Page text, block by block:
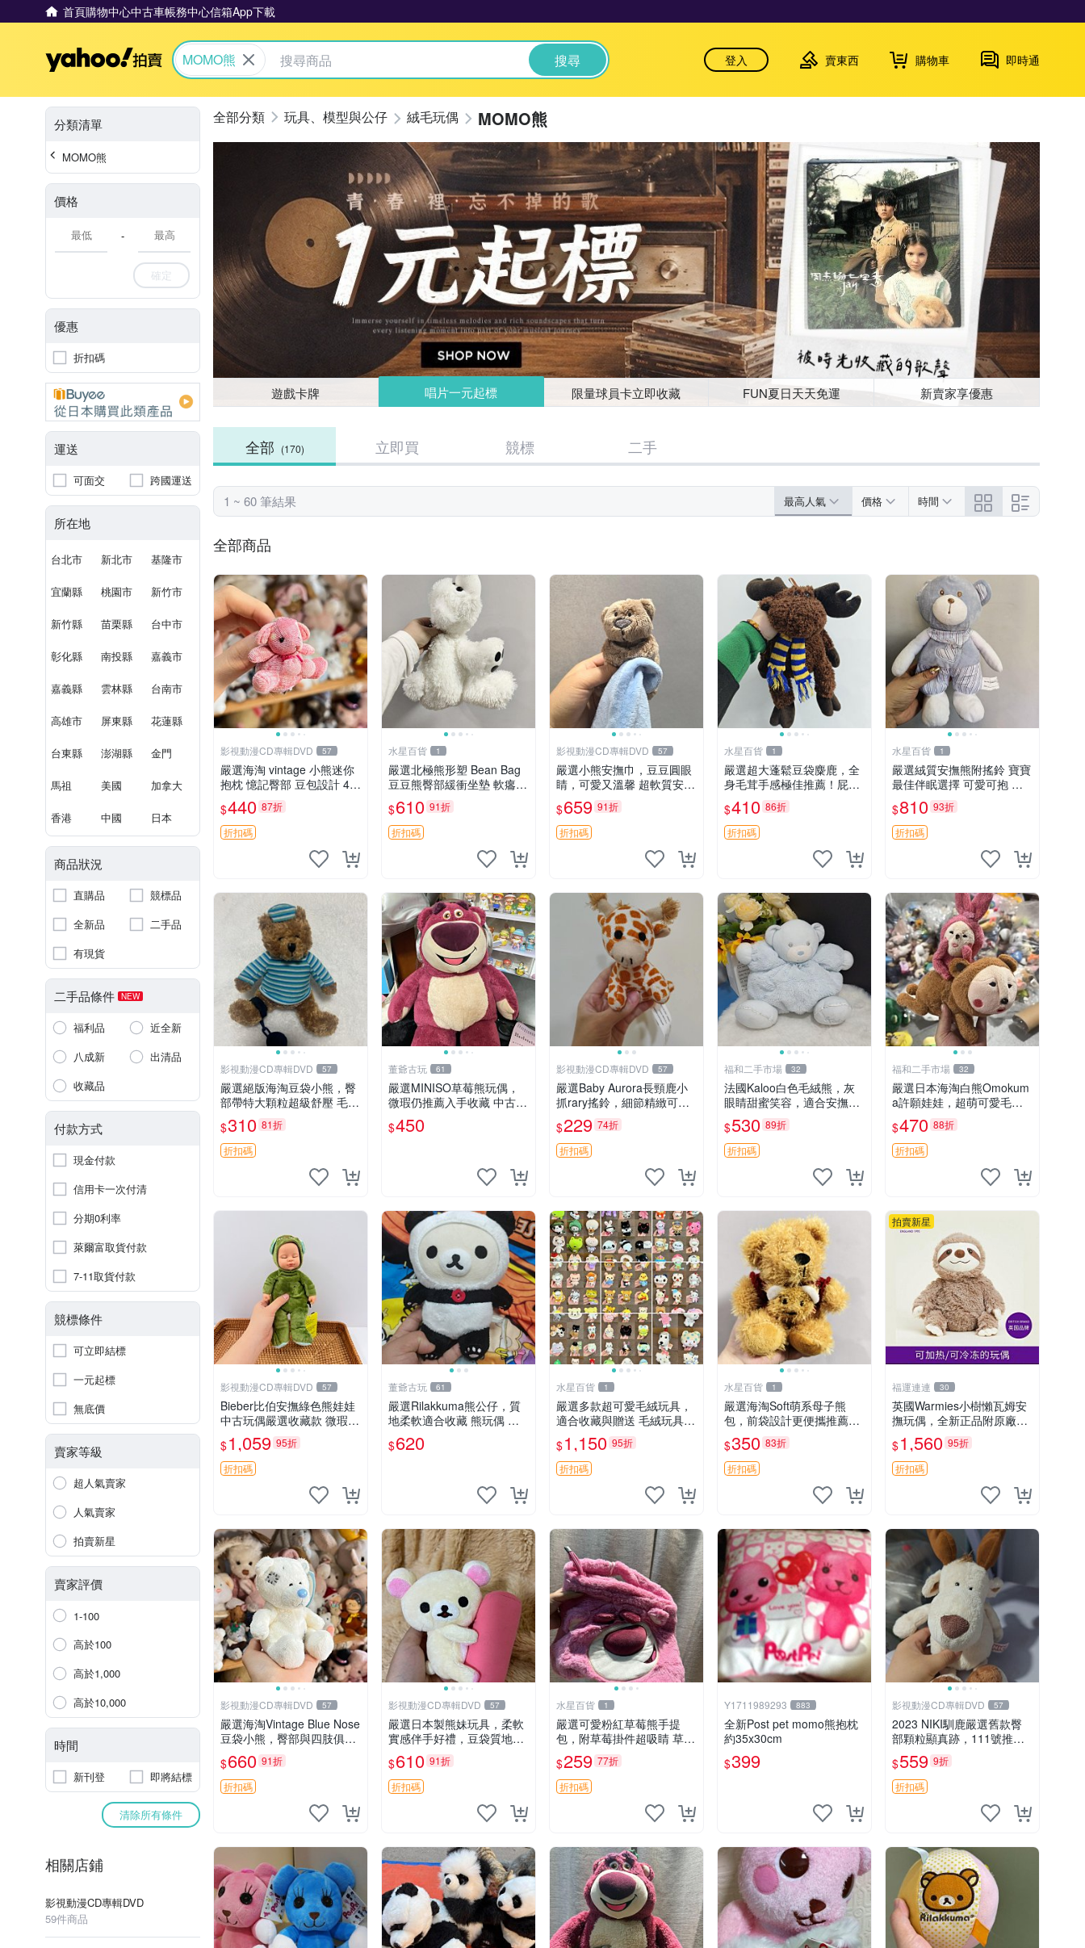
首頁購物中心中古車帳務中心信箱App下載
Yahoo拍賣
MOMO熊 搜尋 登入 賣東西 購物車 即時通
分類清單
MOMO熊
價格
-
確定
優惠
折扣碼
運送
可面交 跨國運送
所在地
台北市 新北市 基隆市
宜蘭縣 桃園市 新竹市
新竹縣 苗栗縣 台中市
彰化縣 南投縣 嘉義市
嘉義縣 雲林縣 台南市
高雄市 屏東縣 花蓮縣
台東縣 澎湖縣 金門
馬祖 美國 加拿大
香港 中國 日本
商品狀況
直購品
競標品
全新品
二手品
有現貨
二手品條件 NEW
福利品
近全新
八成新
出清品
收藏品
付款方式
現金付款
信用卡一次付清
分期0利率
萊爾富取貨付款
7-11取貨付款
競標條件
可立即結標
一元起標
無底價
賣家等級
超人氣賣家
人氣賣家
拍賣新星
賣家評價
1-100
高於100
高於1,000
高於10,000
時間
新刊登 即將結標
清除所有條件
相關店鋪
影視動漫CD專輯DVD
59件商品
玩具、模型與公仔 絨毛玩偶 MOMO熊
遊戲卡牌 唱片一元起標 限量球員卡立即收藏 FUN夏日天天免運 新賣家享優惠
全部 (170) 立即買 競標 二手
1 ~ 60 筆結果 最高人氣 價格 時間
全部商品
影視動漫CD專輯DVD 57
嚴選海淘 vintage 小熊迷你
抱枕 憶記臀部 豆包設計 4c
m 高 推薦收藏 迷你豆包小
熊、高臀部、豆袋抱枕
$440 87折
折扣碼
水星百貨 1
嚴選北極熊形塑 Bean Bag
豆豆熊臀部緩衝坐墊 軟癟癟
舒壓設計 保暖又實用 適合
久坐放松 推薦居家使用 RU
SS系列 豆豆熊屁屁坐墊 3D
顆粒結構
$610 91折
折扣碼
影視動漫CD專輯DVD 57
嚴選小熊安撫巾，豆豆圓眼
睛，可愛又溫馨 超軟質安撫
巾，豆豆設計，哄睡好幫手
約克豆豆眼安撫巾 數碼豆豆
眼
$659 91折
折扣碼
水星百貨 1
嚴選超大蓬鬆豆袋麋鹿，全
身毛茸手感極佳推薦！屁股
與四肢填充均勻，適合收藏
與孩童共賞。 麋鹿 豆袋 毛
茸玩具
$410 86折
折扣碼
水星百貨 1
嚴選絨質安撫熊附搖鈴 寶寶
最佳伴眠選擇 可愛可抱 絨
毛玩具 安撫熊 嬰兒用
$810 93折
折扣碼
影視動漫CD專輯DVD 57
嚴選絕版海淘豆袋小熊，臀
部帶特大顆粒超級舒壓 毛毛
摸起來格外順滑適合收藏 10
0%棉質 豆袋枕 豆袋、抱
枕、小熊
$310 81折
折扣碼
董爺古玩 61
嚴選MINISO草莓熊玩偶，
微瑕仍推薦入手收藏 中古 M
INISO 草莓熊 玩具 收藏
$450
影視動漫CD專輯DVD 57
嚴選Baby Aurora長頸鹿小
抓rary搖鈴，細節精緻可聆
聽清脆鈴音 軟萌可愛 定制
紀念 金屬搖鈴 新手媽咪推
薦 長頸鹿 抓rary 搖鈴
$229 74折
折扣碼
福和二手市場 32
法國Kaloo白色毛絨熊，灰
眼睛甜蜜笑容，適合安撫逗
趣可愛，柔軟面料手感佳。
14 白色安撫熊 毛絨玩具 寶
寶逗樂具
$530 89折
折扣碼
福和二手市場 32
嚴選日本海淘白熊Omokum
a許願娃娃，超萌可愛毛絨
公仔推薦收藏 白熊 Omoku
ma 毛絨玩具 偽裝娃娃 玩具
擺飾
$470 88折
折扣碼
影視動漫CD專輯DVD 57
Bieber比伯安撫綠色熊娃娃
中古玩偶嚴選收藏款 微瑕輕
度使用 Bieber綠熊娃娃 中
古玩偶 微瑕
$1,059 95折
折扣碼
董爺古玩 61
嚴選Rilakkuma熊公仔，質
地柔軟適合收藏 熊玩偶 柔
軟 公仔 收藏
$620
水星百貨 1
嚴選多款超可愛毛絨玩具，
適合收藏與贈送 毛絨玩具、
抱枕、公仔
$1,150 95折
折扣碼
水星百貨 1
嚴選海淘Soft萌系母子熊
包，前袋設計更便攜推薦收
藏 母子熊 軟綿綿 包包
$350 83折
折扣碼
拍賣新星
福運連連 30
英國Warmies小樹懶瓦姆安
撫玩偶，全新正品附原廠吊
牌與防塵袋，內藏薰衣草可
加熱，適合各個年齡層，冷
暖兩用享受抱抱樂趣，不容
錯過嚴選好物 溫暖 冷感
$1,560 95折
折扣碼
影視動漫CD專輯DVD 57
嚴選海淘Vintage Blue Nose
豆袋小熊，臀部與四肢俱
全，坐高11公分，附原盒與
吊牌收藏。藍鼻子小熊，值
得擁有 玩具 憶熊
$660 91折
折扣碼
影視動漫CD專輯DVD 57
嚴選日本製熊妹玩具，柔軟
實感伴手好禮，豆袋質地手
感佳，抱枕小熊 recom 推薦
白色豆袋 玩具
$610 91折
折扣碼
水星百貨 1
嚴選可愛粉紅草莓熊手提
包，附草莓掛件超吸睛 草莓
熊手提包 草莓掛件 可愛port
unese
$259 77折
折扣碼
Y1711989293 883
全新Post pet momo熊抱枕
約35x30cm
$399
影視動漫CD專輯DVD 57
2023 NIKI馴鹿嚴選舊款臀
部顆粒顯真跡，111號推薦
珍藏品 馴鹿 舊款 尾巴顆粒
$559 9折
折扣碼